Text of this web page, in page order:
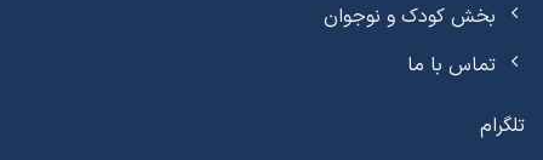
بخش کودک و نوجوان
تماس با ما
تلگرام